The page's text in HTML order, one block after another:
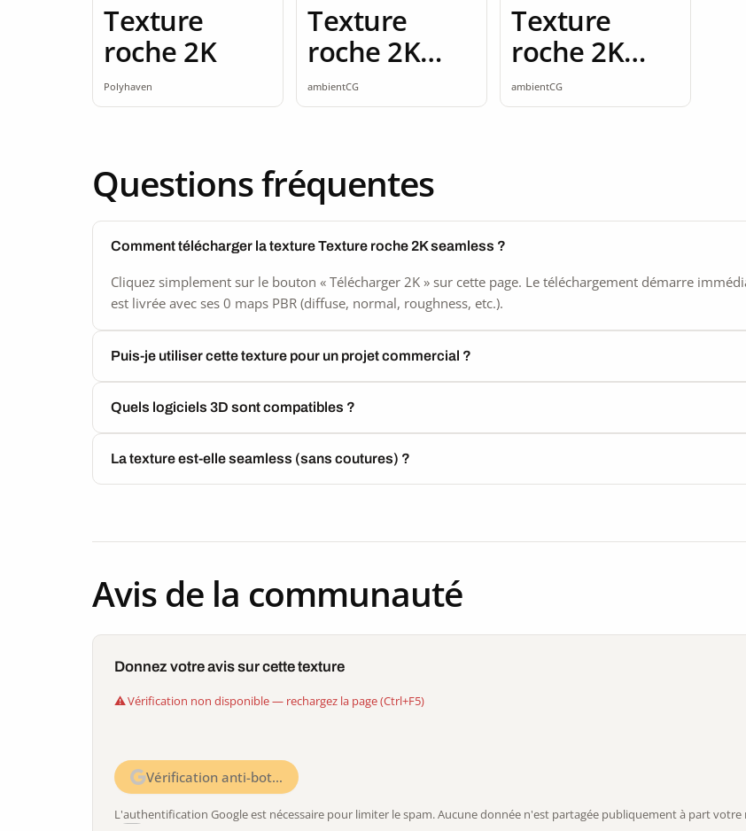
Texture
roche 2K
Polyhaven
Texture
roche 2K
seamless
ambientCG
Texture
roche 2K
seamless
ambientCG
Questions fréquentes
Comment télécharger la texture Texture roche 2K seamless ?
Cliquez simplement sur le bouton « Télécharger 2K » sur cette page. Le téléchargement démarre
est livrée avec ses 0 maps PBR (diffuse, normal, roughness, etc.).
Puis-je utiliser cette texture pour un projet commercial ?
Quels logiciels 3D sont compatibles ?
La texture est-elle seamless (sans coutures) ?
Avis de la communauté
Donnez votre avis sur cette texture
Vérification non disponible — rechargez la page (Ctrl+F5)
Vérification anti-bot…
L'authentification Google est nécessaire pour limiter le spam. Aucune donnée n'est partagée publiquement à part